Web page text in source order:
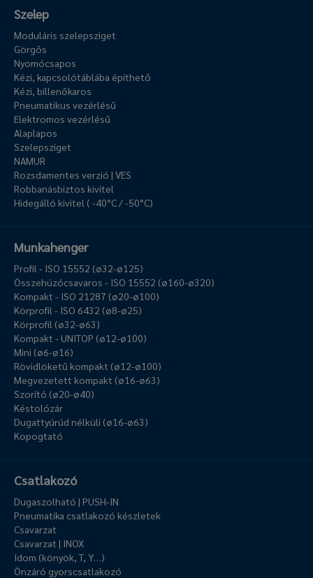
Szelep
Moduláris szelepsziget
Görgős
Nyomócsapos
Kézi, kapcsolótáblába építhető
Kézi, billenőkaros
Pneumatikus vezérlésű
Elektromos vezérlésű
Alaplapos
Szelepsziget
NAMUR
Rozsdamentes verzió | VES
Robbanásbiztos kivitel
Hidegálló kivitel ( -40°C / -50°C)
Munkahenger
Profil - ISO 15552 (ø32-ø125)
Összehúzócsavaros - ISO 15552 (ø160-ø320)
Kompakt - ISO 21287 (ø20-ø100)
Körprofil - ISO 6432 (ø8-ø25)
Körprofil (ø32-ø63)
Kompakt - UNITOP (ø12-ø100)
Mini (ø6-ø16)
Rövidlöketű kompakt (ø12-ø100)
Megvezetett kompakt (ø16-ø63)
Szorító (ø20-ø40)
Késtolózár
Dugattyúrúd nélküli (ø16-ø63)
Kopogtató
Csatlakozó
Dugaszolható | PUSH-IN
Pneumatika csatlakozó készletek
Csavarzat
Csavarzat | INOX
Idom (könyök, T, Y…)
Önzáró gyorscsatlakozó